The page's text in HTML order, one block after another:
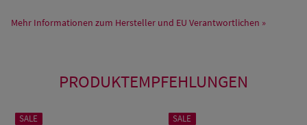
Mehr Informationen zum Hersteller und EU Verantwortlichen »
PRODUKTEMPFEHLUNGEN
SALE SALE